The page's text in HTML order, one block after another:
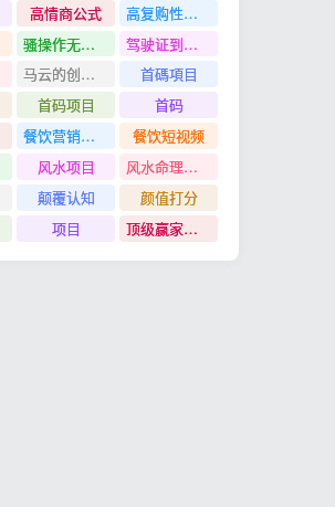
高情商公式
高复购性行业
骚操作无脑裂变
驾驶证到期换证
马云的创业故事
首碼項目
首码项目
首码
餐饮营销管理特训班
餐饮短视频
风水项目
风水命理项目
颠覆认知
颜值打分
项目 顶级赢家思维